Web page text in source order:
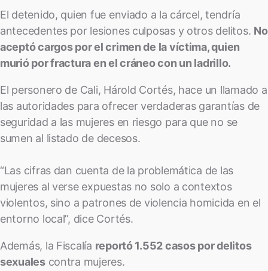
El detenido, quien fue enviado a la cárcel, tendría
antecedentes por lesiones culposas y otros delitos. No
aceptó cargos por el crimen de la víctima, quien
murió por fractura en el cráneo con un ladrillo.
El personero de Cali, Hárold Cortés, hace un llamado a
las autoridades para ofrecer verdaderas garantías de
seguridad a las mujeres en riesgo para que no se
sumen al listado de decesos.
“Las cifras dan cuenta de la problemática de las
mujeres al verse expuestas no solo a contextos
violentos, sino a patrones de violencia homicida en el
entorno local”, dice Cortés.
Además, la Fiscalía reportó 1.552 casos por delitos
sexualescontra mujeres.